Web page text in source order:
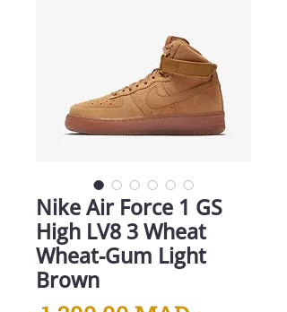
Nike Air Force 1 GS
High LV8 3 Wheat
Wheat-Gum Light
Brown